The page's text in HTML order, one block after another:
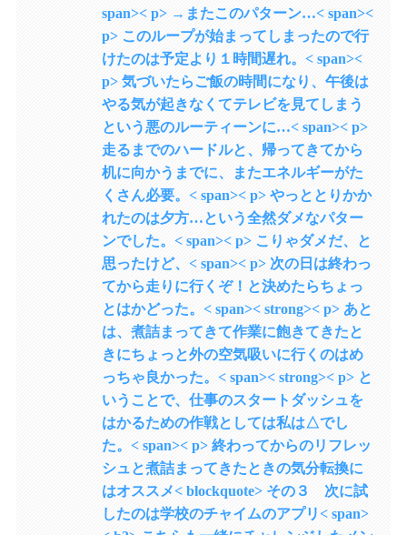
span>< p> →またこのパターン…< span><
p> このループが始まってしまったので行
けたのは予定より１時間遅れ。< span><
p> 気づいたらご飯の時間になり、午後は
やる気が起きなくてテレビを見てしまう
という悪のルーティーンに…< span>< p>
走るまでのハードルと、帰ってきてから
机に向かうまでに、またエネルギーがた
くさん必要。< span>< p> やっととりかか
れたのは夕方…という全然ダメなパター
ンでした。< span>< p> こりゃダメだ、と
思ったけど、< span>< p> 次の日は終わっ
てから走りに行くぞ！と決めたらちょっ
とはかどった。< span>< strong>< p> あと
は、煮詰まってきて作業に飽きてきたと
きにちょっと外の空気吸いに行くのはめ
っちゃ良かった。< span>< strong>< p> と
いうことで、仕事のスタートダッシュを
はかるための作戦としては私は△でし
た。< span>< p> 終わってからのリフレッ
シュと煮詰まってきたときの気分転換に
はオススメ< blockquote> その３ 次に試
したのは学校のチャイムのアプリ< span>